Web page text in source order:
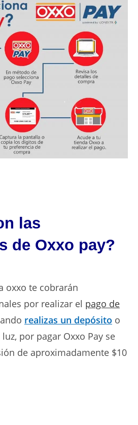
las
de Oxxo pay?
oxxo te cobrarán
por realizar el pago de
realizas un depósito o
por pagar Oxxo Pay se
de aproximadamente $10